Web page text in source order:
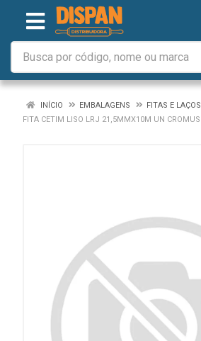
INÍCIO EMBALAGENS
FITAS E LAÇOS
FITA CETIM LISO LRJ 21,5MMX10M UN CROMUS